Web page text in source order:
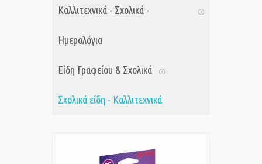
Καλλιτεχνικά - Σχολικά -
Ημερολόγια
Είδη Γραφείου & Σχολικά
Σχολικά είδη - Καλλιτεχνικά